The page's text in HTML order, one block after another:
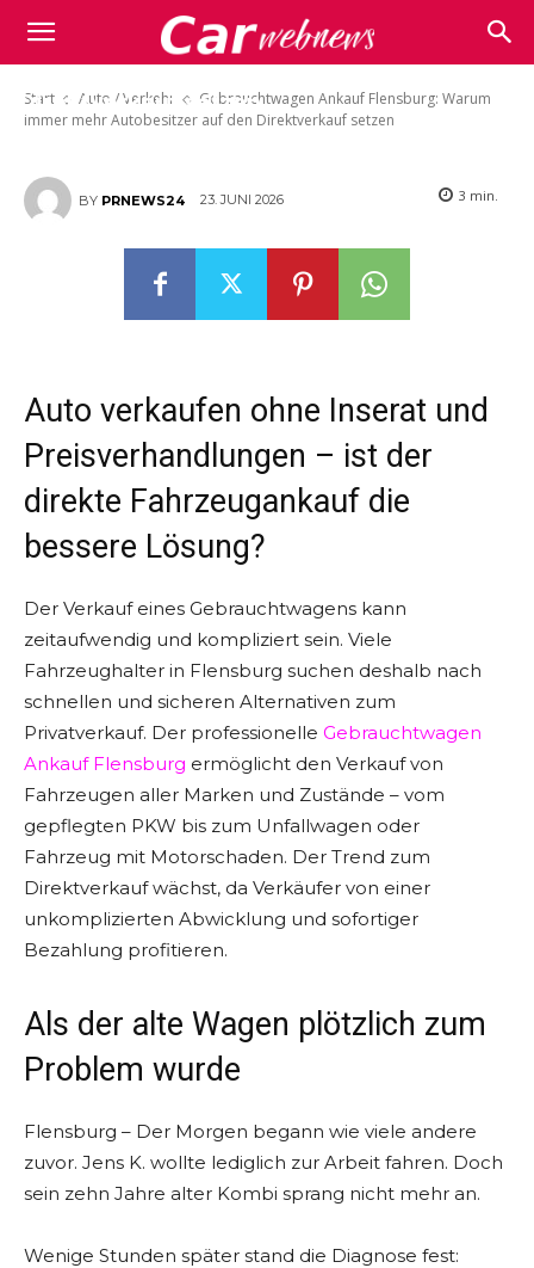
Carwebnews.com
Start Auto / Verkehr
Gebrauchtwagen Ankauf Flensburg: Warum
immer mehr Autobesitzer auf den Direktverkauf setzen
Gebrauchtwagen Ankauf Flensburg:
Warum immer mehr Autobesitzer auf den
Direktverkauf setzen
BY PRNEWS24 23. JUNI 2026 3 min.
Auto verkaufen ohne Inserat und
Preisverhandlungen – ist der
direkte Fahrzeugankauf die
bessere Lösung?
Der Verkauf eines Gebrauchtwagens kann
zeitaufwendig und kompliziert sein. Viele
Fahrzeughalter in Flensburg suchen deshalb nach
schnellen und sicheren Alternativen zum
Privatverkauf. Der professionelle Gebrauchtwagen
Ankauf Flensburg ermöglicht den Verkauf von
Fahrzeugen aller Marken und Zustände – vom
gepflegten PKW bis zum Unfallwagen oder
Fahrzeug mit Motorschaden. Der Trend zum
Direktverkauf wächst, da Verkäufer von einer
unkomplizierten Abwicklung und sofortiger
Bezahlung profitieren.
Als der alte Wagen plötzlich zum
Problem wurde
Flensburg – Der Morgen begann wie viele andere
zuvor. Jens K. wollte lediglich zur Arbeit fahren. Doch
sein zehn Jahre alter Kombi sprang nicht mehr an.
Wenige Stunden später stand die Diagnose fest: